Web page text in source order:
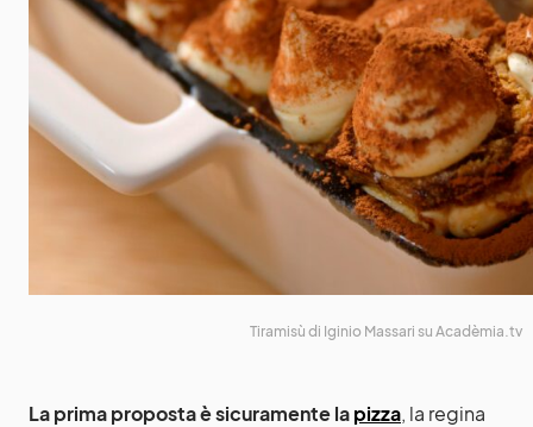
Tiramisù di Iginio Massari su Acadèmia.tv
La prima proposta è sicuramente lapizza, la regina